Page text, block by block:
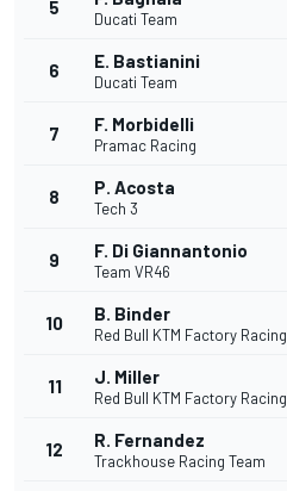
5
Ducati Team
6 E. Bastianini
Ducati Team
7 F. Morbidelli
Pramac Racing
8 P. Acosta
Tech 3
9 F. Di Giannantonio
Team VR46
10 B. Binder
Red Bull KTM Factory Racing
11 J. Miller
Red Bull KTM Factory Racing
12 R. Fernandez
Trackhouse Racing Team